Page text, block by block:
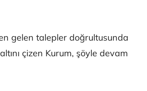
gelen talepler doğrultusunda
çizen Kurum, şöyle devam